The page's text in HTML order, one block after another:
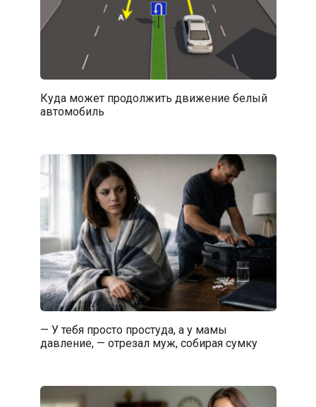
Куда может продолжить движение белый
автомобиль⁠⁠
— У тебя просто простуда, а у мамы
давление, — отрезал муж, собирая сумку